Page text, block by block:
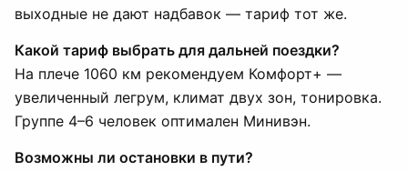
выходные не дают надбавок — тариф тот же.
Какой тариф выбрать для дальней поездки?
На плече 1060 км рекомендуем Комфорт+ —
увеличенный легрум, климат двух зон, тонировка.
Группе 4–6 человек оптимален Минивэн.
Возможны ли остановки в пути?